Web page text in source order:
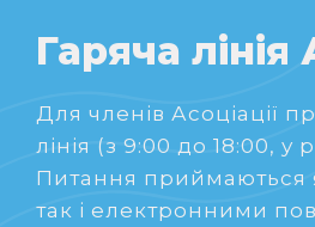
Гаряча лінія
Для членів Асоціації
лінія (з 9:00 до 18:00, у
Питання приймаються
так і електронними